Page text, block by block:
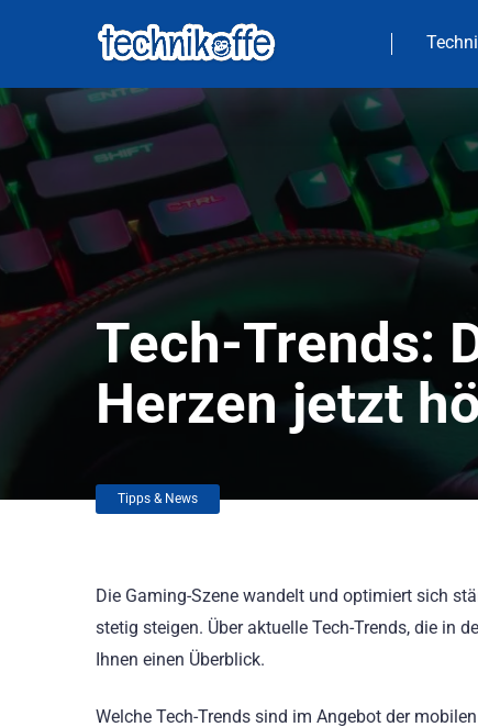
Tech-Trends:
Herzen jetzt
Tipps & News
Die Gaming-Szene wandelt und optimiert sich
stetig steigen. Über aktuelle Tech-Trends, die in
Ihnen einen Überblick.
Welche Tech-Trends sind im Angebot der